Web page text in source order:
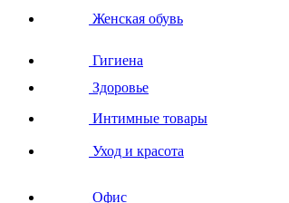
Женская обувь
Гигиена
Здоровье
Интимные товары
Уход и красота
Офис